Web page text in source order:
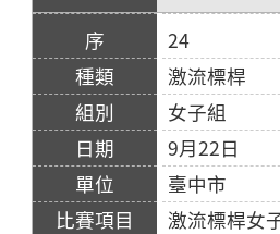
24
激流標桿
女子組
9月22日
臺中市
激流標桿女